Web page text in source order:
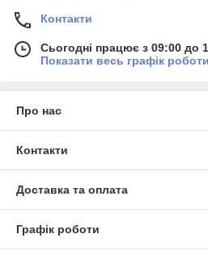
Контакти
Сьогодні працює з 09:00 до
Показати весь графік роботи
Про нас
Контакти
Доставка та оплата
Графік роботи